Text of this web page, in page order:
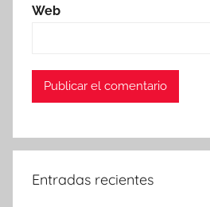
Web
Entradas recientes